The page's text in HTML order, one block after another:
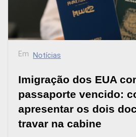
Em Notícias
Imigração dos EUA
passaporte vencido:
apresentar os dois
travar na cabine